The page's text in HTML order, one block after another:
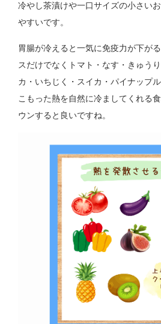
冷やし茶漬けや一口サイズの小さい
やすいです。
胃腸が冷えると一気に免疫力が下が
スだけでなくトマト・なす・きゅう
カ・いちじく・スイカ・パイナップ
こもった熱を自然に冷ましてくれる
ウンすると良いですね。